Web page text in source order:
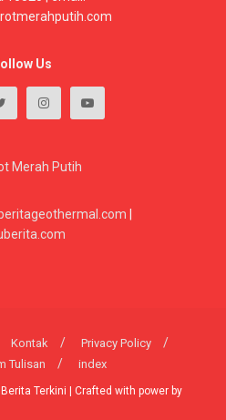
Us
beritageothermal.com
Kontak
Privacy Policy
Tulisan index
Terkini | Crafted with power by